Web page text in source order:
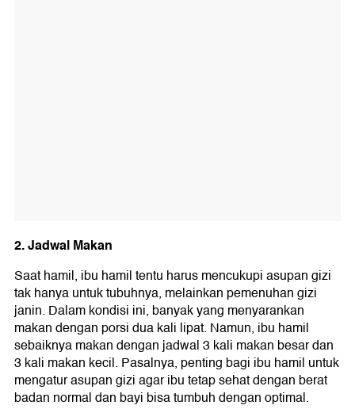
2. Jadwal Makan
Saat hamil, ibu hamil tentu harus mencukupi asupan gizi
tak hanya untuk tubuhnya, melainkan pemenuhan gizi
janin. Dalam kondisi ini, banyak yang menyarankan
makan dengan porsi dua kali lipat. Namun, ibu hamil
sebaiknya makan dengan jadwal 3 kali makan besar dan
3 kali makan kecil. Pasalnya, penting bagi ibu hamil untuk
mengatur asupan gizi agar ibu tetap sehat dengan berat
badan normal dan bayi bisa tumbuh dengan optimal.